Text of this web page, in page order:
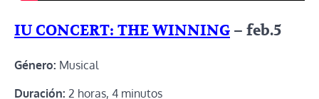
IU CONCERT: THE WINNING – feb.5
Género: Musical
Duración: 2 horas, 4 minutos